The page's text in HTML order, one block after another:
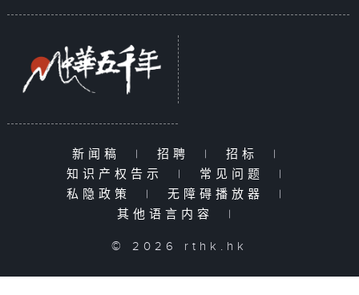
新闻稿 | 招聘 | 招标
|
知识产权告示
| 常见问题
|
私隐政策
| 无障碍播放器
|
其他语言内容
|
© 2026 rthk.hk